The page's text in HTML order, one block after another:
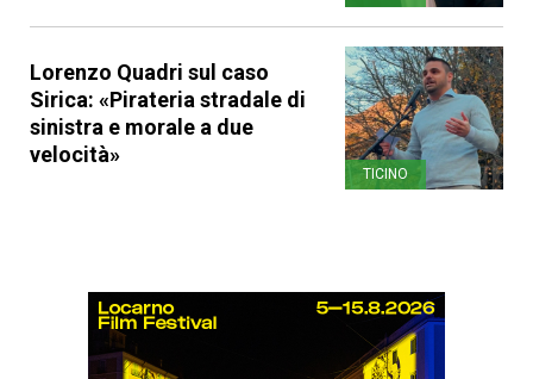
Lorenzo Quadri sul caso
Sirica: «Pirateria stradale di
sinistra e morale a due
velocità»
TICINO